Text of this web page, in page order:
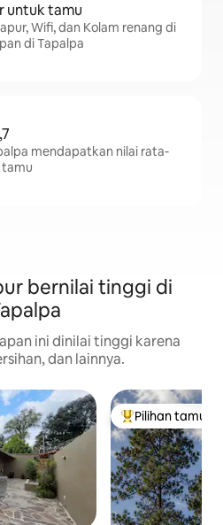
untuk tamu
Wifi, dan Kolam renang di
di Tapalpa
mendapatkan nilai rata-
tamu
bernilai tinggi di
ini dinilai tinggi karena
dan lainnya.
Pilihan tamu
Pilihan tamu